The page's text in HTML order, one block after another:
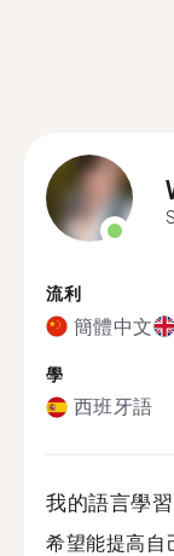
流利
簡體中文
學
西班牙語
我的語言學
希望能提高自